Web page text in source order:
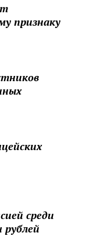
признаку
среди